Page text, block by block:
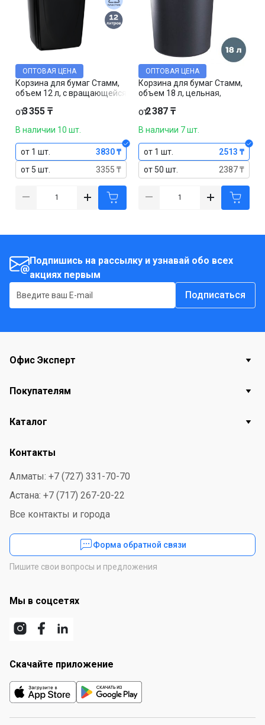
Корзина для бумаг Стамм,
объем 12 л, с вращающейся
ОПТОВАЯ ЦЕНА
от3 355 ₸
В наличии 10 шт.
от 1 шт.
3830 ₸
от 5 шт.
3355 ₸
Корзина для бумаг Стамм,
объем 18 л, цельная,
ОПТОВАЯ ЦЕНА
от2 387 ₸
В наличии 7 шт.
от 1 шт.
2513 ₸
от 50 шт.
2387 ₸
Подпишись на рассылку и узнавай обо всех
акциях первым
Подписаться
Офис Эксперт
Покупателям
Каталог
Контакты
Алматы: +7 (727) 331-70-70
Астана: +7 (717) 267-20-22
Все контакты и города
Форма обратной связи
Пишите свои вопросы и предложения
Мы в соцсетях
Скачайте приложение